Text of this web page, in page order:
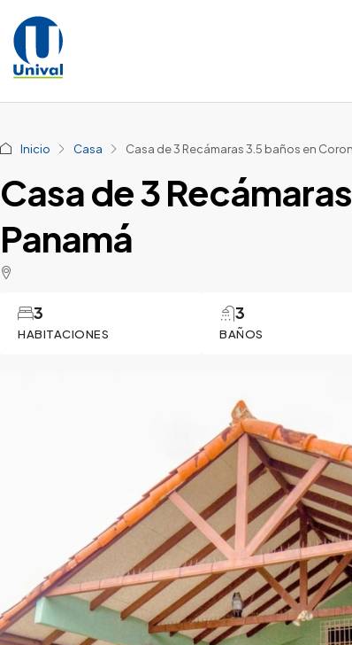
Inicio Casa Casa de 3 Recámaras 3.5 baños en
Casa de 3
Panamá
HABITACIONES
3
BAÑOS
3